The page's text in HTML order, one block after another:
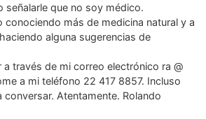
señalarle que no soy médico.
conociendo más de medicina natural y a
alguna sugerencias de
a través de mi correo electrónico ra @
a mi teléfono 22 417 8857. Incluso
Atentamente. Rolando